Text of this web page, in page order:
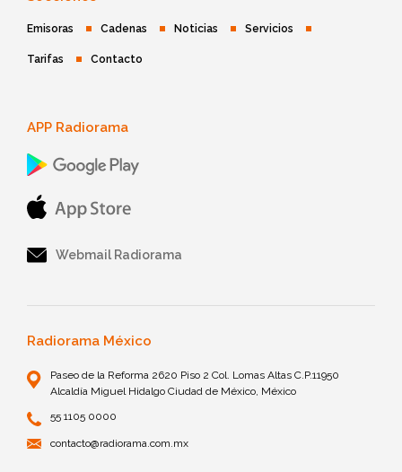
Emisoras Cadenas Noticias Servicios
Tarifas Contacto
APP Radiorama
Webmail Radiorama
Radiorama México
Paseo de la Reforma 2620 Piso 2 Col. Lomas Altas C.P.11950
Alcaldía Miguel Hidalgo Ciudad de México, México
55 1105 0000
contacto@radiorama.com.mx